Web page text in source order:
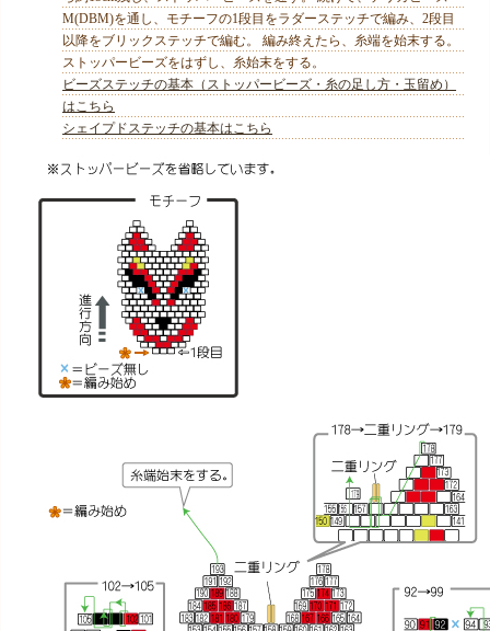
M(DBM)を通し、モチーフの1段目をラダーステッチで編み、2段目
以降をブリックステッチで編む。 編み終えたら、糸端を始末する。
ストッパービーズをはずし、糸始末をする。
ビーズステッチの基本（ストッパービーズ・糸の足し方・玉留め）
はこちら
シェイプドステッチの基本はこちら